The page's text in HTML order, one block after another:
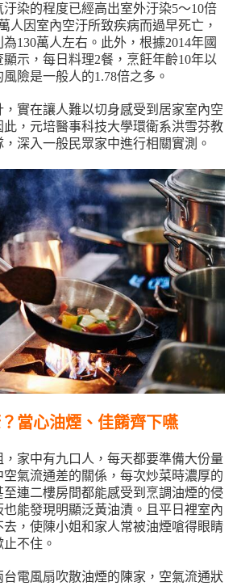
染的程度已經高出室外汙染5～10倍
人因室內空汙所致疾病而過早死亡，
130萬人左右。此外，根據2014年國
示，每日料理2餐，烹飪年齡10年以
風險是一般人的1.78倍之多。
實在讓人難以切身感受到居家室內空
，元培醫事科技大學環衛系洪雪芬教
深入一般民眾家中進行相關實測。
當心油煙、佳餚齊下嚥
家中有九口人，每天都要準備大份量
氣流通差的關係，每次炒菜時濃厚的
連二樓房間都能感受到烹調油煙的侵
能發現明顯泛黃油漬。且平日裡室內
，使陳小姐和家人常被油煙嗆得眼睛
不住。
電風扇吹散油煙的陳家，空氣流通狀